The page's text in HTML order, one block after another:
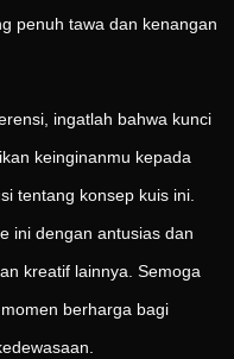
penuh tawa dan kenangan
ingatlah bahwa kunci
keinginanmu kepada
tentang konsep kuis ini.
ini dengan antusias dan
kreatif lainnya. Semoga
berharga bagi